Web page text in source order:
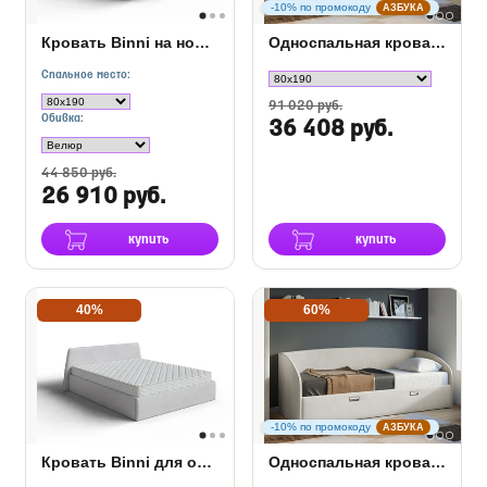
Кровать Binni на ножках
Спальное место:
Обивка:
44 850 руб.
26 910 руб.
купить
-10% по промокоду АЗБУКА
Односпальная кровать Bono
91 020 руб.
36 408 руб.
купить
40%
Кровать Binni для основания с ПМ
-10% по промокоду АЗБУКА
60%
Односпальная кровать Bono в ткани